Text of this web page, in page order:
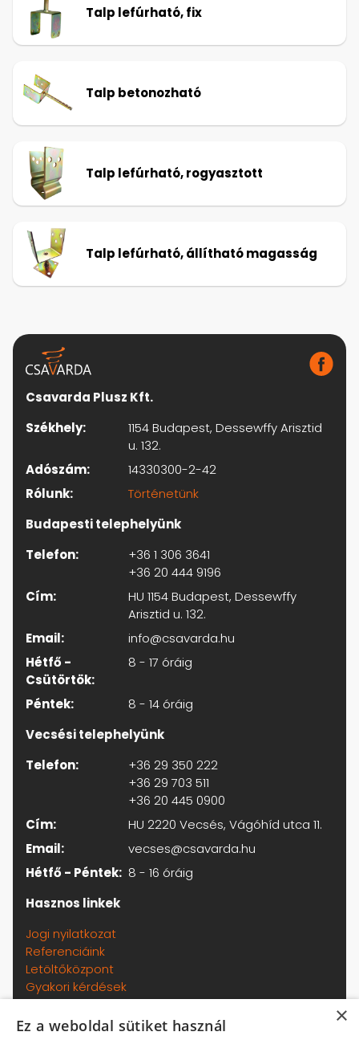
Talp lefúrható, fix
Talp betonozható
Talp lefúrható, rogyasztott
Talp lefúrható, állítható magasság
Csavarda Plusz Kft.
Székhely:
1154 Budapest, Dessewffy Arisztid
u. 132.
Adószám:
14330300-2-42
Rólunk:
Történetünk
Budapesti telephelyünk
Telefon:
+36 1 306 3641
+36 20 444 9196
Cím:
HU 1154 Budapest, Dessewffy
Arisztid u. 132.
Email:
info@csavarda.hu
Hétfő -
Csütörtök:
8 - 17 óráig
Péntek:
8 - 14 óráig
Vecsési telephelyünk
Telefon:
+36 29 350 222
+36 29 703 511
+36 20 445 0900
Cím:
HU 2220 Vecsés, Vágóhíd utca 11.
Email:
vecses@csavarda.hu
Hétfő - Péntek: 8 - 16 óráig
Hasznos linkek
Jogi nyilatkozat
Referenciáink
Letöltőközpont
Gyakori kérdések
Adatkezelési tájékoztató
Általános szerződési feltételek
×
Ez a weboldal sütiket használ